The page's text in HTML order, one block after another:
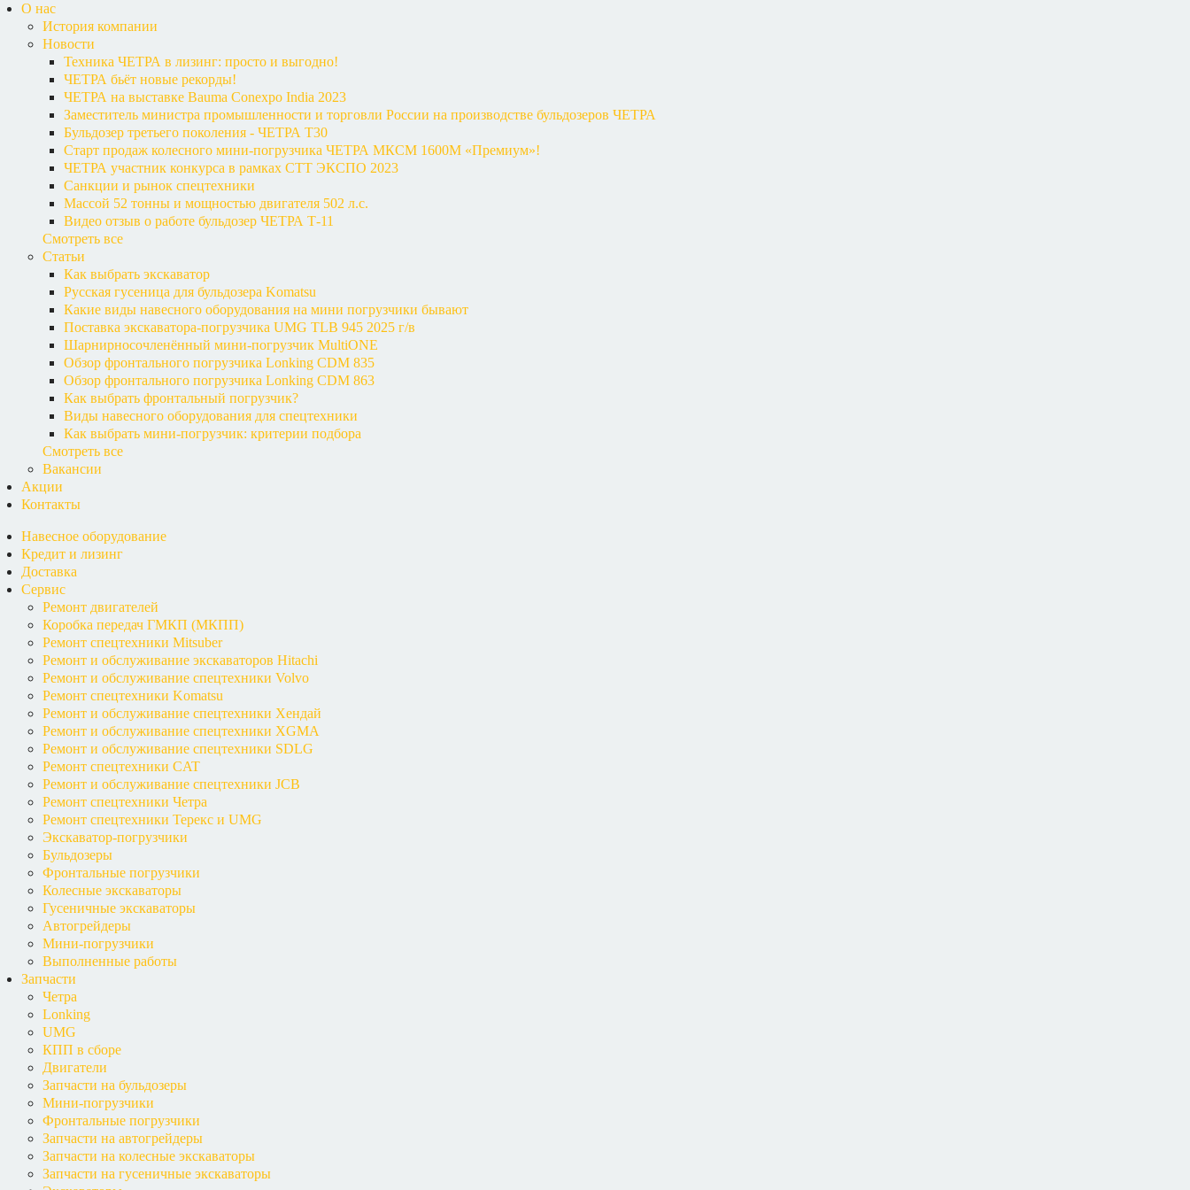
О нас
История компании
Новости
Техника ЧЕТРА в лизинг: просто и выгодно!
ЧЕТРА бьёт новые рекорды!
ЧЕТРА на выставке Bauma Conexpo India 2023
Заместитель министра промышленности и торговли России на производстве бульдозеров ЧЕТРА
Бульдозер третьего поколения - ЧЕТРА Т30
Старт продаж колесного мини-погрузчика ЧЕТРА МКСМ 1600М «Премиум»!
ЧЕТРА участник конкурса в рамках СТТ ЭКСПО 2023
Санкции и рынок спецтехники
Массой 52 тонны и мощностью двигателя 502 л.с.
Видео отзыв о работе бульдозер ЧЕТРА Т-11
Смотреть все
Статьи
Как выбрать экскаватор
Русская гусеница для бульдозера Komatsu
Какие виды навесного оборудования на мини погрузчики бывают
Поставка экскаватора-погрузчика UMG TLB 945 2025 г/в
Шарнирносочленённый мини-погрузчик MultiONE
Обзор фронтального погрузчика Lonking CDM 835
Обзор фронтального погрузчика Lonking CDM 863
Как выбрать фронтальный погрузчик?
Виды навесного оборудования для спецтехники
Как выбрать мини-погрузчик: критерии подбора
Смотреть все
Вакансии
Акции
Контакты
Навесное оборудование
Кредит и лизинг
Доставка
Сервис
Ремонт двигателей
Коробка передач ГМКП (МКПП)
Ремонт спецтехники Mitsuber
Ремонт и обслуживание экскаваторов Hitachi
Ремонт и обслуживание спецтехники Volvo
Ремонт спецтехники Komatsu
Ремонт и обслуживание спецтехники Хендай
Ремонт и обслуживание спецтехники XGMA
Ремонт и обслуживание спецтехники SDLG
Ремонт спецтехники CAT
Ремонт и обслуживание спецтехники JCB
Ремонт спецтехники Четра
Ремонт спецтехники Терекс и UMG
Экскаватор-погрузчики
Бульдозеры
Фронтальные погрузчики
Колесные экскаваторы
Гусеничные экскаваторы
Автогрейдеры
Мини-погрузчики
Выполненные работы
Запчасти
Четра
Lonking
UMG
КПП в сборе
Двигатели
Запчасти на бульдозеры
Мини-погрузчики
Фронтальные погрузчики
Запчасти на автогрейдеры
Запчасти на колесные экскаваторы
Запчасти на гусеничные экскаваторы